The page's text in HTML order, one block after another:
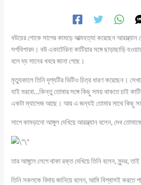
বউয়ের শোকে সাপের কামড়ে আত্মহত্যা করেছেন আরস্ল্যান
সর্পবিশারদ। বউ একাটেরিনা কাটিয়ার সঙ্গে ছাড়াছাড়ি
বলে দ্য সানের খবরে জানা গেছে।
মৃত্যুকালে তিনি দৃশ্যটির ভিটিও চিত্র ধারণ করেছেন।
যাই মরবো…কিন্তু তোমার সঙ্গে কিছু সময় থাকতে চাই
একটা ম্যাসেজ আছে। আর এ জন্যই তোমার সাথে কিছু
সাপে কামড়ানো আঙ্গুল দেখিয়ে আরস্ল্যান বলেন, দেখ
তার আঙ্গুলে লেগে থাকা রক্ত দেখিয়ে তিনি বলেন, সুন্দর, তাই
তিনি সকলকে বিদায় জানিয়ে বলেন, আমি বিশ্বাসই করতে